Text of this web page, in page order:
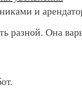
и
разной. Она